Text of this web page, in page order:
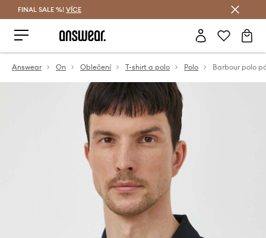
FINAL SALE %! VÍCE
Answear On Oblečení T-shirt a polo Polo